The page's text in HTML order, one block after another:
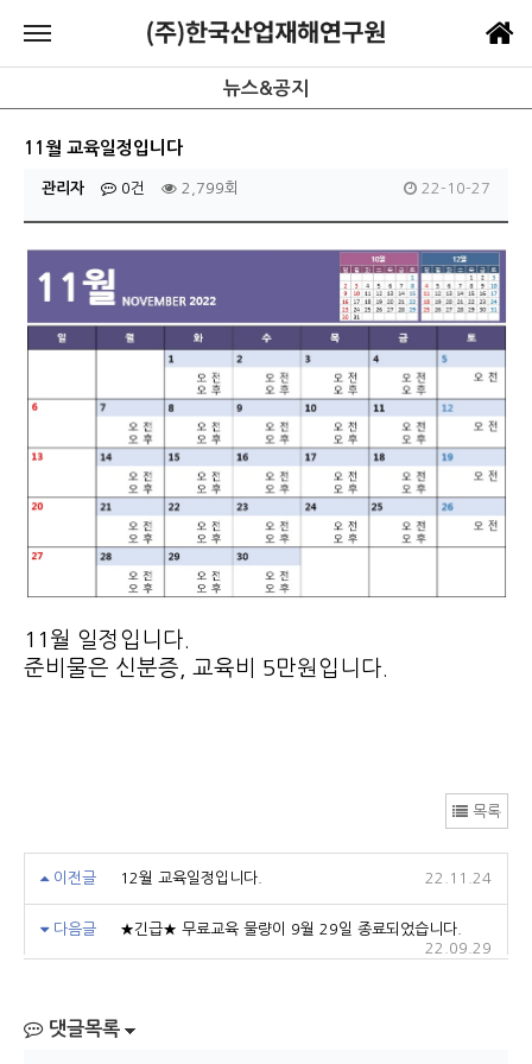
뉴스&공지
11월 교육일정입니다
관리자 0건 2,799회 22-10-27
11월 일정입니다.
준비물은 신분증, 교육비 5만원입니다.
목록
이전글 12월 교육일정입니다. 22.11.24
다음글
★긴급★ 무료교육 물량이 9월 29일 종료되었습니다.
22.09.29
댓글목록